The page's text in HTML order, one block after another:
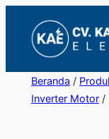
konten
Beranda /
Inverter Motor/